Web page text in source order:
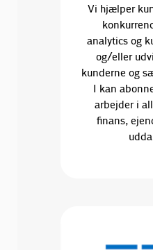
Vi hjælper
analytics og
og/eller
kunderne og
I kan
arbejder i
finans,